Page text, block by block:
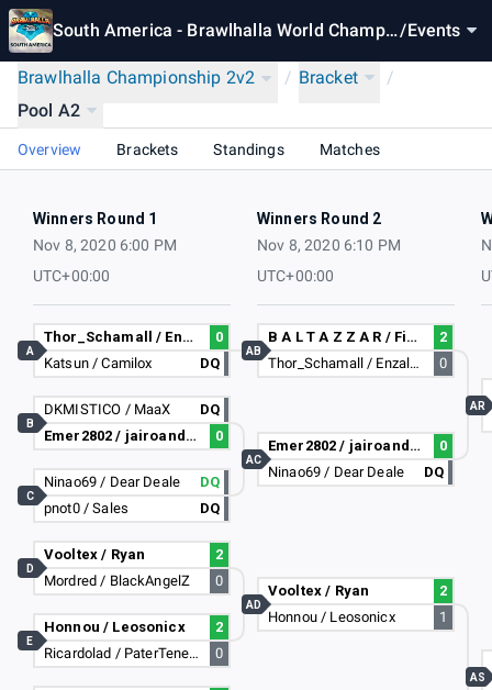
South America - Brawlhalla World Champio
/Events
Brawlhalla Championship 2v2 / Bracket
/
Pool A2
Overview Brackets Standings Matches
Winners Round 1
Nov 8, 2020 6:00 PM
UTC+00:00
Winners Round 2
Nov 8, 2020 6:10 PM
UTC+00:00
Thor_Schamall / EnzalGames
0
Katsun / Camilox
DQ
A
DKMISTICO / MaaX
DQ
Emer2802 / jairoandres1922
0
B
Ninao69 / Dear Deale
DQ
pnot0 / Sales
DQ
C
Vooltex / Ryan
2
Mordred / BlackAngelZ
0
D
Honnou / Leosonicx
2
Ricardolad / PaterTenebrarum
0
E
B A L T A Z Z A R / Fiend
2
Thor_Schamall / EnzalGames
0
AB
Emer2802 / jairoandres1922
0
Ninao69 / Dear Deale
DQ
AC
Vooltex / Ryan
2
Honnou / Leosonicx
1
AD
AR
AS